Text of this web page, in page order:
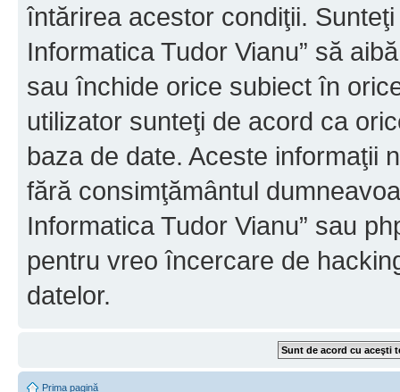
întărirea acestor condiţii.
Informatica Tudor Vianu” să
sau închide orice subiect în
utilizator sunteţi de acord ca
baza de date. Aceste informaţii
fără consimţământul
Informatica Tudor Vianu” sau
pentru vreo încercare de
datelor.
Prima pagină